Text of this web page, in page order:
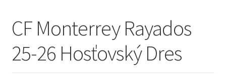
CF Monterrey Rayados
25-26 Hosťovský Dres